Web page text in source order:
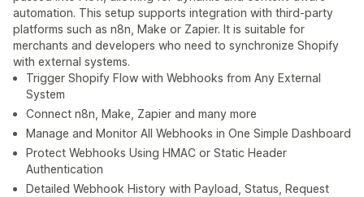
automation. This setup supports integration with third-party
platforms such as n8n, Make or Zapier. It is suitable for
merchants and developers who need to synchronize Shopify
with external systems.
Trigger Shopify Flow with Webhooks from Any External
System
Connect n8n, Make, Zapier and many more
Manage and Monitor All Webhooks in One Simple Dashboard
Protect Webhooks Using HMAC or Static Header
Authentication
Detailed Webhook History with Payload, Status, Request